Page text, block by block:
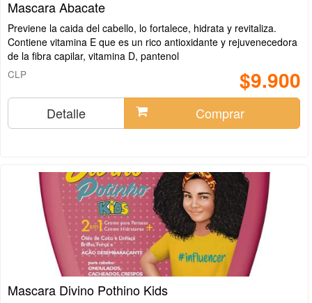
Mascara Abacate
Previene la caida del cabello, lo fortalece, hidrata y revitaliza.
Contiene vitamina E que es un rico antioxidante y rejuvenecedora
de la fibra capilar, vitamina D, pantenol
$9.900
CLP
Detalle Comprar
Mascara Divino Pothino Kids